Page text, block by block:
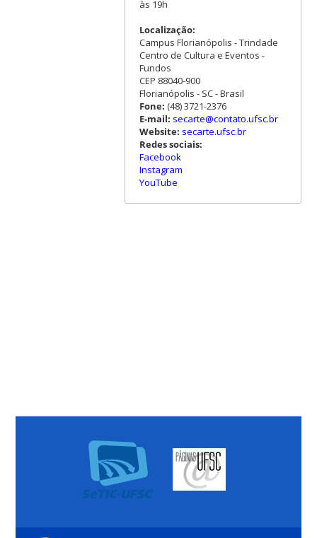
às 19h
Localização:
Campus Florianópolis - Trindade
Centro de Cultura e Eventos -
Fundos
CEP 88040-900
Florianópolis - SC - Brasil
Fone: (48) 3721-2376
E-mail: secarte@contato.ufsc.br
Website: secarte.ufsc.br
Redes sociais:
Facebook
Instagram
YouTube